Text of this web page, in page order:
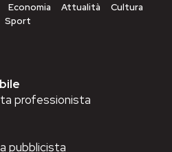
Economia Attualità
Cultura
Sport
professionista
pubblicista